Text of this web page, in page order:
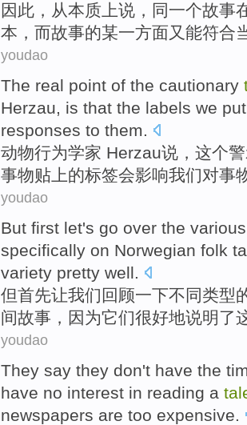
因此， 从本质上说 ， 同一个故事
本，而故事的某一方面又 能符合
youdao
The real point of the cautionary
Herzau, is that the labels we
responses to them.
动物行为学家 Herzau说 ， 这个
事物贴上的标签会影响我们对事
youdao
But first let's go over the various
specifically on Norwegian folk
variety pretty well.
但首先让我们 回顾一下不同类型
间故事 ， 因为它们很好地说明了
youdao
They say they don't have the
have no interest in reading a
newspapers are too expensive